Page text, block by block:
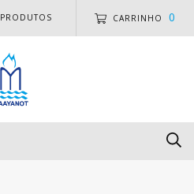
PRODUTOS CARRINHO 0